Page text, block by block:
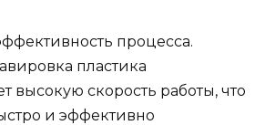
процесса.
пластика
высокую скорость работы, что
и эффективно